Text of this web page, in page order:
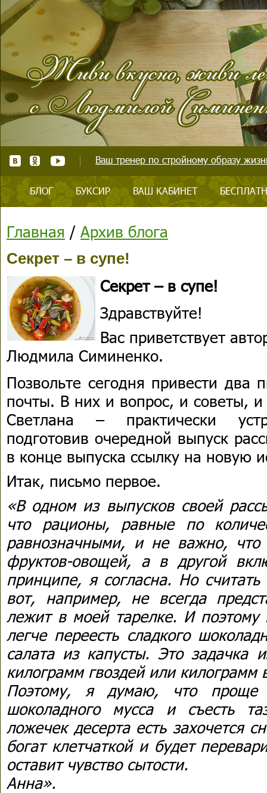
Ваш тренер по стройному образу
БЛОГ БУКСИР ВАШ КАБИНЕТ
Главная / Архив блога
Секрет – в супе!
Секрет – в супе!
Здравствуйте!
Вас приветствует
Людмила Симиненко.
Позвольте сегодня привести два
почты. В них и вопрос, и советы,
Светлана – практически
подготовив очередной выпуск
в конце выпуска ссылку на новую
Итак, письмо первое.
«В одном из выпусков своей
что рационы, равные по
равнозначными, и не важно,
фруктов-овощей, а в другой
принципе, я согласна. Но
вот, например, не всегда
лежит в моей тарелке. И
легче переесть сладкого
салата из капусты. Это задачка
килограмм гвоздей или килограмм
Поэтому, я думаю, что проще
шоколадного мусса и съесть
ложечек десерта есть захочется
богат клетчаткой и будет
оставит чувство сытости.
Анна».